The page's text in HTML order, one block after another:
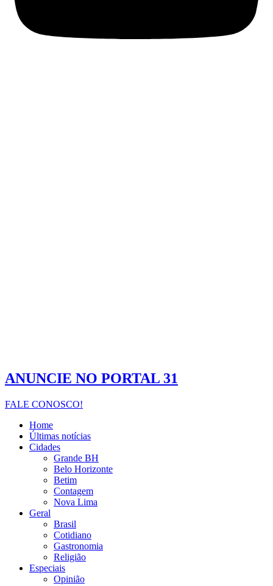
ANUNCIE NO PORTAL 31
FALE CONOSCO!
Home
Últimas notícias
Cidades
Grande BH
Belo Horizonte
Betim
Contagem
Nova Lima
Geral
Brasil
Cotidiano
Gastronomia
Religião
Especiais
Opinião